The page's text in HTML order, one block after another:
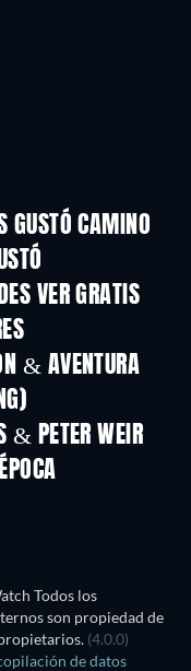
GUSTÓ CAMINO
VER GRATIS
& AVENTURA
& PETER WEIR
Todos los
son propiedad de
(4.0.0)
de datos